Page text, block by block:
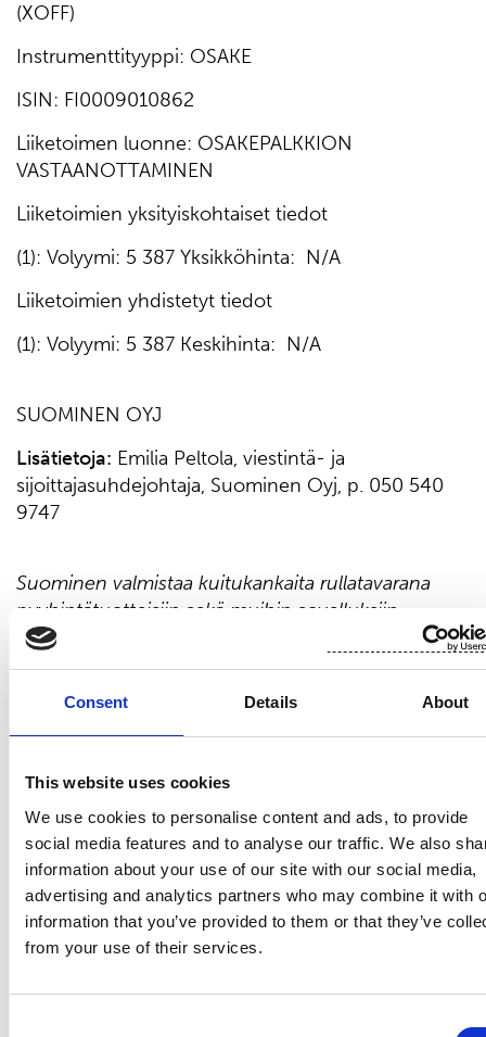
Consent Details About
This website uses cookies
We use cookies to personalise content and ads, to provide
social media features and to analyse our traffic. We also
information about your use of our site with our social media,
advertising and analytics partners who may combine it with
information that you’ve provided to them or that they’ve
from your use of their services.
(XOFF)
Instrumenttityyppi: OSAKE
ISIN: FI0009010862
Liiketoimen luonne: OSAKEPALKKION
VASTAANOTTAMINEN
Liiketoimien yksityiskohtaiset tiedot
(1): Volyymi: 5 387 Yksikköhinta: N/A
Liiketoimien yhdistetyt tiedot
(1): Volyymi: 5 387 Keskihinta: N/A
SUOMINEN OYJ
Lisätietoja: Emilia Peltola, viestintä- ja
sijoittajasuhdejohtaja, Suominen Oyj, p. 050 540
9747
Suominen valmistaa kuitukankaita rullatavarana
pyyhintätuotteisiin sekä muihin sovelluksiin.
Visiomme on olla edelläkävijä innovatiivisissa ja
vastuullisissa kuitukankaissa. Suomisen
kuitukankaista valmistetut lopputuotteet ovat läsnä
458,9 milj. euroa ja työllistämme lähes 700
Amerikassa. Suomisen osake noteerataan Nasdaq
Helsingissä. Lue lisää: www.suominen.fi.